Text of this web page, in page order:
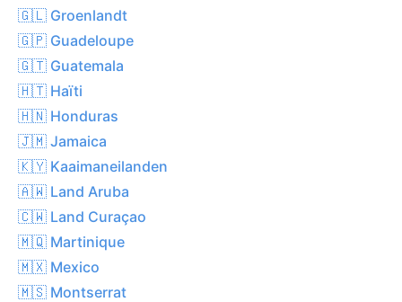
🇬🇱 Groenlandt
🇬🇵 Guadeloupe
🇬🇹 Guatemala
🇭🇹 Haïti
🇭🇳 Honduras
🇯🇲 Jamaica
🇰🇾 Kaaimaneilanden
🇦🇼 Land Aruba
🇨🇼 Land Curaçao
🇲🇶 Martinique
🇲🇽 Mexico
🇲🇸 Montserrat